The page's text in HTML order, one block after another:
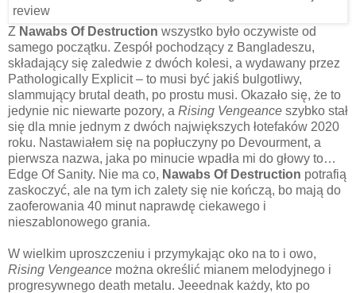
Z Nawabs Of Destruction wszystko było oczywiste od
samego początku. Zespół pochodzący z Bangladeszu,
składający się zaledwie z dwóch kolesi, a wydawany przez
Pathologically Explicit – to musi być jakiś bulgotliwy,
slammujący brutal death, po prostu musi. Okazało się, że to
jedynie nic niewarte pozory, a Rising Vengeance szybko stał
się dla mnie jednym z dwóch największych łotefaków 2020
roku. Nastawiałem się na popłuczyny po Devourment, a
pierwsza nazwa, jaka po minucie wpadła mi do głowy to…
Edge Of Sanity. Nie ma co, Nawabs Of Destruction potrafią
zaskoczyć, ale na tym ich zalety się nie kończą, bo mają do
zaoferowania 40 minut naprawdę ciekawego i
nieszablonowego grania.
W wielkim uproszczeniu i przymykając oko na to i owo,
Rising Vengeance można określić mianem melodyjnego i
progresywnego death metalu. Jeeednak każdy, kto po